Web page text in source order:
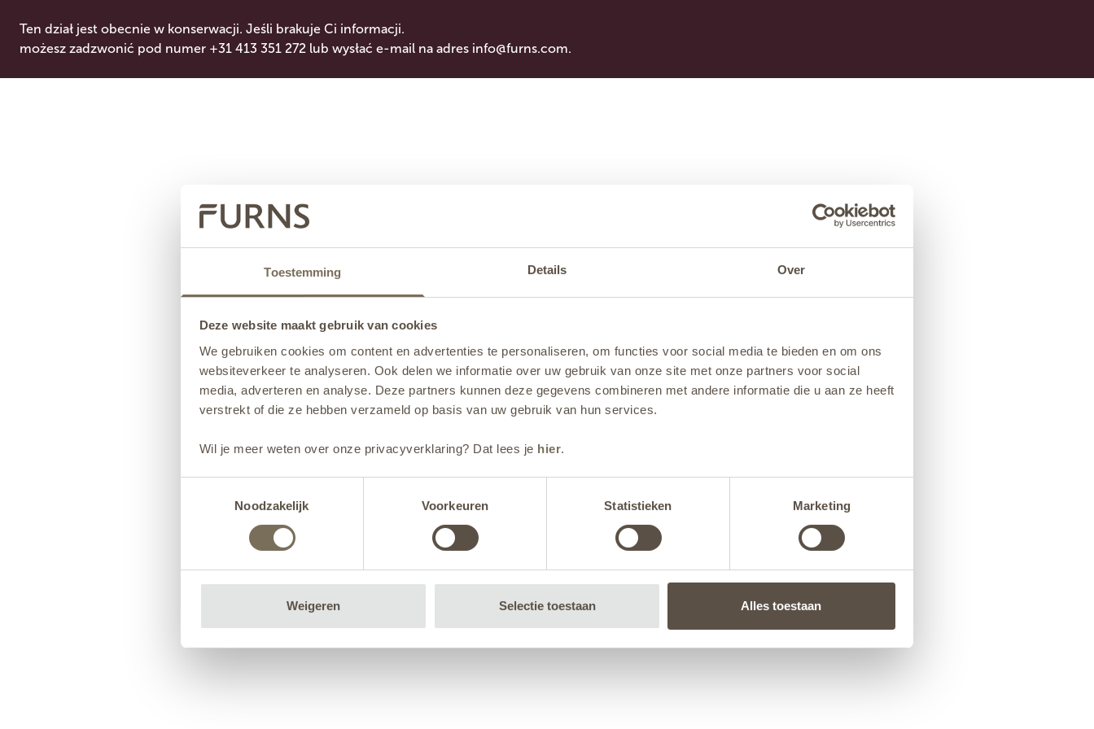
Toestemming Details Over
Deze website maakt gebruik van cookies
We gebruiken cookies om content en advertenties te personaliseren, om functies voor social media te bieden en om ons
websiteverkeer te analyseren. Ook delen we informatie over uw gebruik van onze site met onze partners voor social
media, adverteren en analyse. Deze partners kunnen deze gegevens combineren met andere informatie die u aan ze heeft
verstrekt of die ze hebben verzameld op basis van uw gebruik van hun services.
Wil je meer weten over onze privacyverklaring? Dat lees je hier.
Noodzakelijk
Voorkeuren Statistieken Marketing
Weigeren Selectie toestaan Alles toestaan
Ten dział jest obecnie w konserwacji. Jeśli brakuje Ci informacji.
możesz zadzwonić pod numer +31 413 351 272 lub wysłać e-mail na adres info@furns.com.